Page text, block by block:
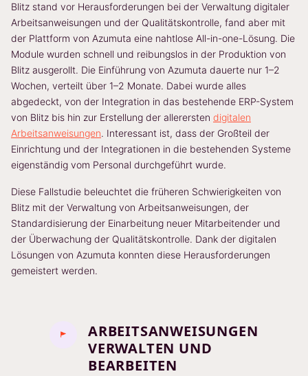
Blitz stand vor Herausforderungen bei der Verwaltung digitaler
Arbeitsanweisungen und der Qualitätskontrolle, fand aber mit
der Plattform von Azumuta eine nahtlose All-in-one-Lösung. Die
Module wurden schnell und reibungslos in der Produktion von
Blitz ausgerollt. Die Einführung von Azumuta dauerte nur 1–2
Wochen, verteilt über 1–2 Monate. Dabei wurde alles
abgedeckt, von der Integration in das bestehende ERP-System
von Blitz bis hin zur Erstellung der allerersten digitalen
Arbeitsanweisungen. Interessant ist, dass der Großteil der
Einrichtung und der Integrationen in die bestehenden Systeme
eigenständig vom Personal durchgeführt wurde.
Diese Fallstudie beleuchtet die früheren Schwierigkeiten von
Blitz mit der Verwaltung von Arbeitsanweisungen, der
Standardisierung der Einarbeitung neuer Mitarbeitender und
der Überwachung der Qualitätskontrolle. Dank der digitalen
Lösungen von Azumuta konnten diese Herausforderungen
gemeistert werden.
ARBEITSANWEISUNGEN
VERWALTEN UND
BEARBEITEN